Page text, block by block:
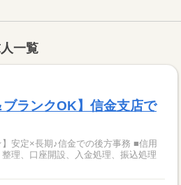
一覧
ブランクOK】信金支店で
定×長期♪信金での後方事務 ■信用
理、口座開設、入金処理、振込処理